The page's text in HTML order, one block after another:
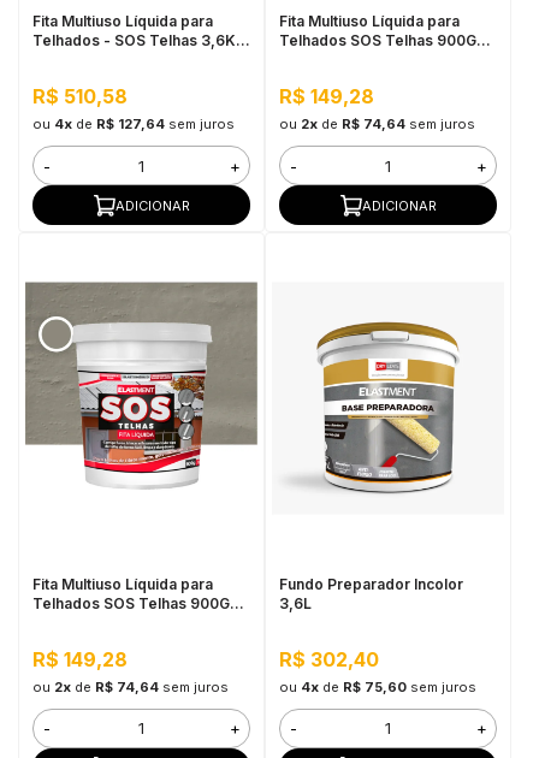
Fita Multiuso Líquida para
Telhados - SOS Telhas 3,6KG
R$ 510,58
ou 4xde R$ 127,64 sem juros
- +
ADICIONAR
Fita Multiuso Líquida para
Telhados SOS Telhas 900G
R$ 149,28
ou 2xde R$ 74,64 sem juros
- +
ADICIONAR
Fita Multiuso Líquida para
Telhados SOS Telhas 900G
R$ 149,28
ou 2xde R$ 74,64 sem juros
- +
Fundo Preparador Incolor
3,6L
R$ 302,40
ou 4xde R$ 75,60 sem juros
- +